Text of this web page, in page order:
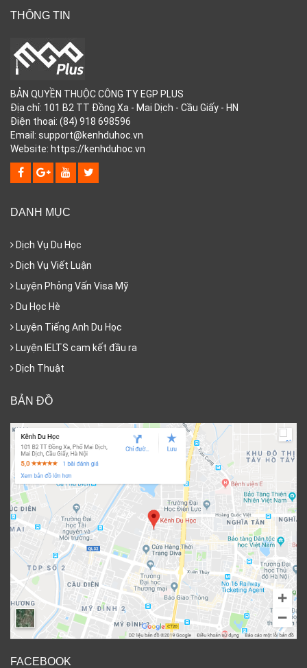
THÔNG TIN
BẢN QUYỀN THUỘC CÔNG TY EGP PLUS
Địa chỉ: 101 B2 TT Đồng Xa - Mai Dịch - Cầu Giấy - HN
Điện thoại: (84) 918 698596
Email: support@kenhduhoc.vn
Website: https://kenhduhoc.vn
DANH MỤC
Dịch Vụ Du Học
Dịch Vụ Viết Luận
Luyện Phỏng Vấn Visa Mỹ
Du Học Hè
Luyện Tiếng Anh Du Học
Luyện IELTS cam kết đầu ra
Dịch Thuật
BẢN ĐỒ
FACEBOOK